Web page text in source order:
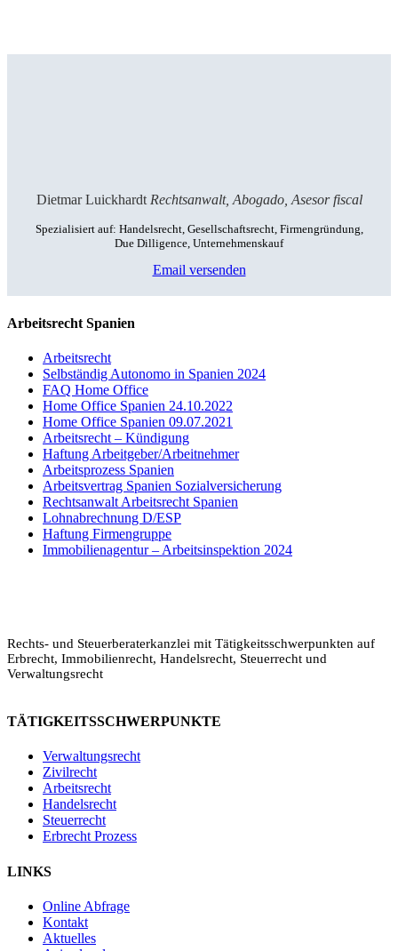
Dietmar Luickhardt Rechtsanwalt, Abogado, Asesor fiscal
Spezialisiert auf: Handelsrecht, Gesellschaftsrecht, Firmengründung,
Due Dilligence, Unternehmenskauf
Email versenden
Arbeitsrecht Spanien
Arbeitsrecht
Selbständig Autonomo in Spanien 2024
FAQ Home Office
Home Office Spanien 24.10.2022
Home Office Spanien 09.07.2021
Arbeitsrecht – Kündigung
Haftung Arbeitgeber/Arbeitnehmer
Arbeitsprozess Spanien
Arbeitsvertrag Spanien Sozialversicherung
Rechtsanwalt Arbeitsrecht Spanien
Lohnabrechnung D/ESP
Haftung Firmengruppe
Immobilienagentur – Arbeitsinspektion 2024
Rechts- und Steuerberaterkanzlei mit Tätigkeitsschwerpunkten auf
Erbrecht, Immobilienrecht, Handelsrecht, Steuerrecht und
Verwaltungsrecht
TÄTIGKEITSSCHWERPUNKTE
Verwaltungsrecht
Zivilrecht
Arbeitsrecht
Handelsrecht
Steuerrecht
Erbrecht Prozess
LINKS
Online Abfrage
Kontakt
Aktuelles
Legalium | Recht und Steuern Spanien
Schreiben Sie uns kurz, worum es geht (z.B.
Immobilienkauf, Erbschaft, Firmengründung). Wir